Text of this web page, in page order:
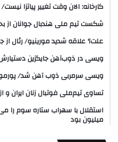
کارخانه: الان وقت تغییر پیاتزا
شکست تیم ملی هندبال جوانان
علت؟ علاقه شدید مورینیو/ رئال
ویسی در ذوب‌آهن جایگزین
ویسی سرمربی ذوب آهن شد/ پورموسوی پس از
تساوی تیم‌ملی فوتبال زنان ایران و
میلیون بود